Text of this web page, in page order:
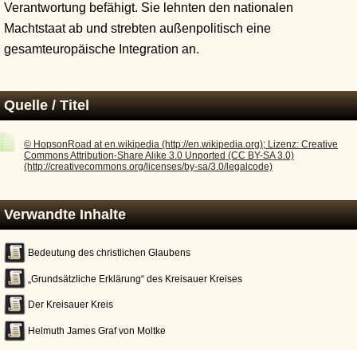
Verantwortung befähigt. Sie lehnten den nationalen
Machtstaat ab und strebten außenpolitisch eine
gesamteuropäische Integration an.
Quelle / Titel
© HopsonRoad at en.wikipedia (http://en.wikipedia.org); Lizenz: Creative
Commons Attribution-Share Alike 3.0 Unported (CC BY-SA 3.0)
(http://creativecommons.org/licenses/by-sa/3.0/legalcode)
Verwandte Inhalte
Bedeutung des christlichen Glaubens
„Grundsätzliche Erklärung“ des Kreisauer Kreises
Der Kreisauer Kreis
Helmuth James Graf von Moltke